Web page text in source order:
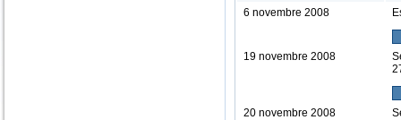
6 novembre 2008
19 novembre 2008
20 novembre 2008